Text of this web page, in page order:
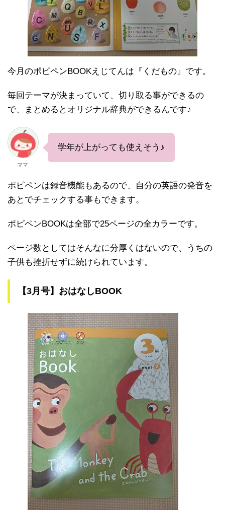
今月のポピペンBOOKえじてんは『くだもの』です。
毎回テーマが決まっていて、切り取る事ができるの
で、まとめるとオリジナル辞典ができるんです♪
ママ
学年が上がっても使えそう♪
ポピペンは録音機能もあるので、自分の英語の発音を
あとでチェックする事もできます。
ポピペンBOOKは全部で25ページの全カラーです。
ページ数としてはそんなに分厚くはないので、うちの
子供も挫折せずに続けられています。
【3月号】おはなしBOOK